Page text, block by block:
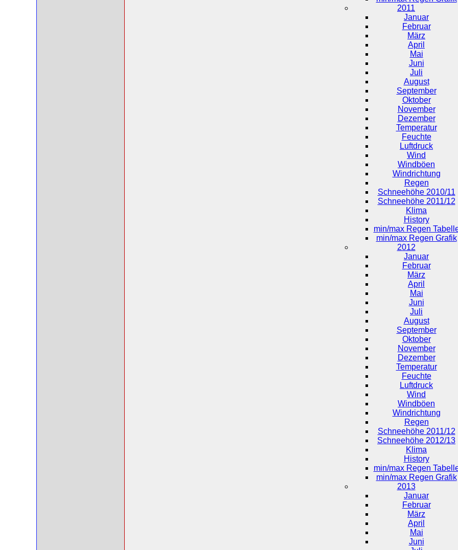
2011
Januar
Februar
März
April
Mai
Juni
Juli
August
September
Oktober
November
Dezember
Temperatur
Feuchte
Luftdruck
Wind
Windböen
Windrichtung
Regen
Schneehöhe 2010/11
Schneehöhe 2011/12
Klima
History
min/max Regen
min/max Regen Grafik
2012
Januar
Februar
März
April
Mai
Juni
Juli
August
September
Oktober
November
Dezember
Temperatur
Feuchte
Luftdruck
Wind
Windböen
Windrichtung
Regen
Schneehöhe 2011/12
Schneehöhe 2012/13
Klima
History
min/max Regen
min/max Regen Grafik
2013
Januar
Februar
März
April
Mai
Juni